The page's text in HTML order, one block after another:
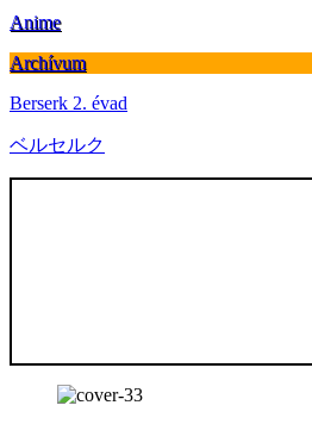
Anime
Archívum
Berserk 2. évad
ベルセルク